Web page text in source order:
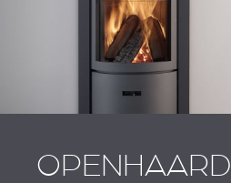
OPENHAARD